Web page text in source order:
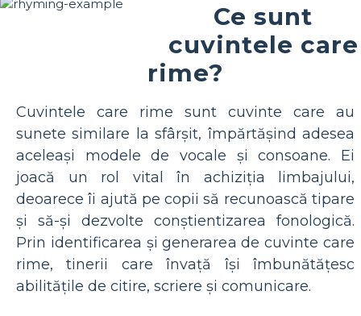
Ce sunt
cuvintele care
rime?
Cuvintele care rime sunt cuvinte care au
sunete similare la sfârșit, împărtășind adesea
aceleași modele de vocale și consoane. Ei
joacă un rol vital în achiziția limbajului,
deoarece îi ajută pe copii să recunoască tipare
și să-și dezvolte conștientizarea fonologică.
Prin identificarea și generarea de cuvinte care
rime, tinerii care învață își îmbunătățesc
abilitățile de citire, scriere și comunicare.